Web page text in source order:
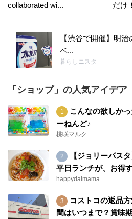
collaborated wi...
だけ
【渋谷で開催】明
ベ...
暮らしニスタ
「ショップ」の人気アイデア
こんなの欲しか
ーねんど♪
桃咲マルク
【ジョリーパス
平日ランチが、お得
happydaimama
コストコの返品
間はいつまで？賞味